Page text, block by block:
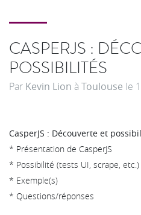
CASPERJS :
POSSIBILITÉS
Par Kevin Lion à Toulouse le
CasperJS : Découverte et
* Présentation de CasperJS
* Possibilité (tests UI, scrape, etc.)
* Exemple(s)
* Questions/réponses